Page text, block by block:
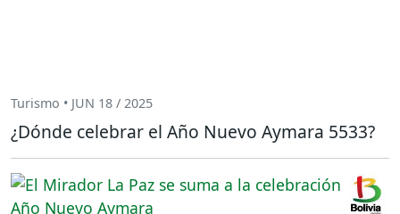
Turismo • JUN 18 / 2025
¿Dónde celebrar el Año Nuevo Aymara 5533?